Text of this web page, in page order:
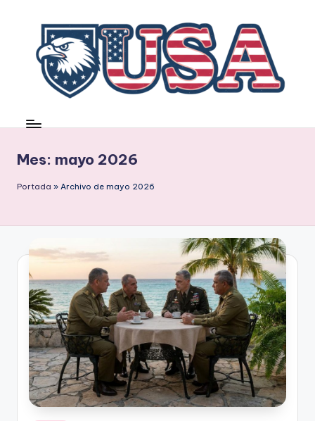
contenido
Mes: mayo 2026
Portada » Archivo de mayo 2026